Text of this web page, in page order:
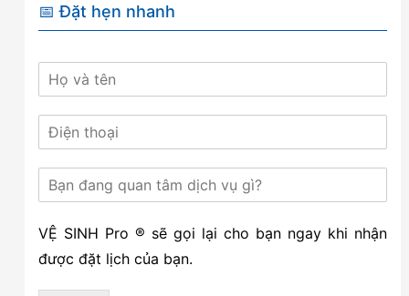
📅 Đặt hẹn nhanh
VỆ SINH Pro ® sẽ gọi lại cho bạn ngay khi nhận
được đặt lịch của bạn.